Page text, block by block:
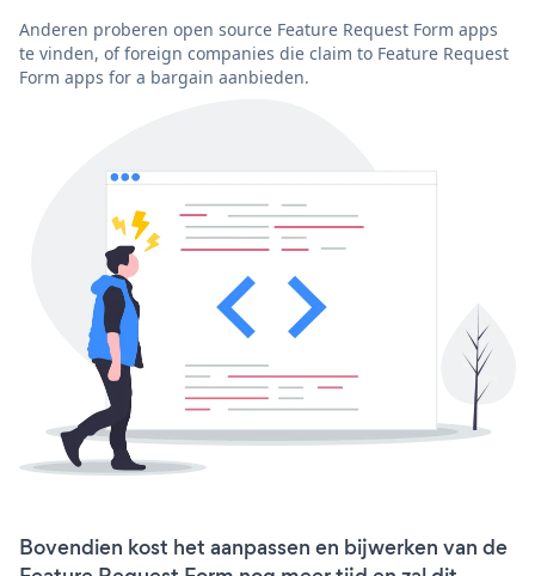
Anderen proberen open source Feature Request Form apps
te vinden, of foreign companies die claim to Feature Request
Form apps for a bargain aanbieden.
Bovendien kost het aanpassen en bijwerken van de